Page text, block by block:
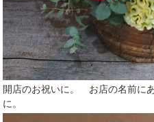
開店のお祝いに。 お店の名前に
に。